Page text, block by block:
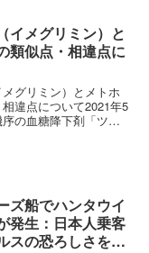
イメグリミン）と
類似点・相違点に
グリミン）とメトホ
違点について2021年5
の血糖降下剤「ツイ
ズ船でハンタウイ
発生：日本人乗客
スの恐ろしさを徹